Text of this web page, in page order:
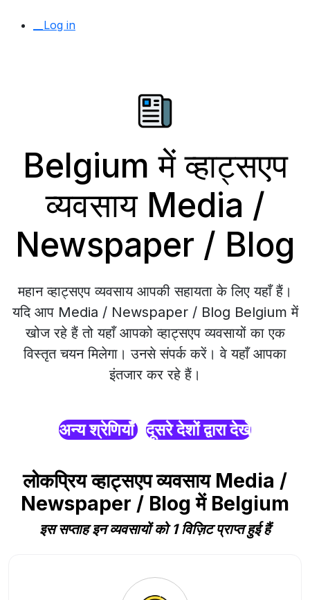
__Log in
Belgium में व्हाट्सएप
व्यवसाय Media /
Newspaper / Blog
महान व्हाट्सएप व्यवसाय आपकी सहायता के लिए यहाँ हैं।
यदि आप Media / Newspaper / Blog Belgium में
खोज रहे हैं तो यहाँ आपको व्हाट्सएप व्यवसायों का एक
विस्तृत चयन मिलेगा। उनसे संपर्क करें। वे यहाँ आपका
इंतजार कर रहे हैं।
अन्य श्रेणियाँ दूसरे देशों द्वारा देखें
लोकप्रिय व्हाट्सएप व्यवसाय Media /
Newspaper / Blog में Belgium
इस सप्ताह इन व्यवसायों को 1 विज़िट प्राप्त हुई हैं